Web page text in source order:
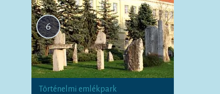
6
Történelmi emlékpark